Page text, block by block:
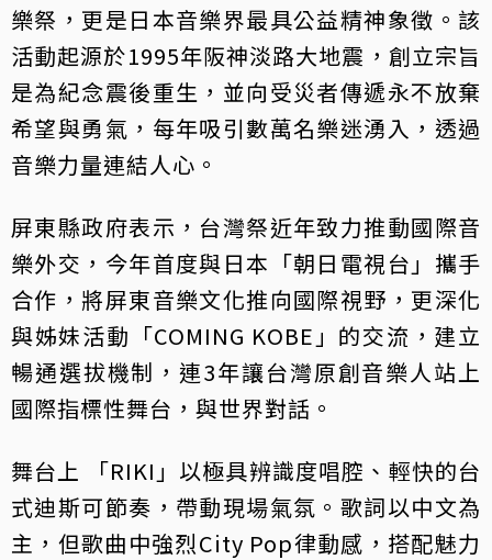
樂祭，更是日本音樂界最具公益精神象徵。該
活動起源於1995年阪神淡路大地震，創立宗旨
是為紀念震後重生，並向受災者傳遞永不放棄
希望與勇氣，每年吸引數萬名樂迷湧入，透過
音樂力量連結人心。
屏東縣政府表示，台灣祭近年致力推動國際音
樂外交，今年首度與日本「朝日電視台」攜手
合作，將屏東音樂文化推向國際視野，更深化
與姊妹活動「COMING KOBE」的交流，建立
暢通選拔機制，連3年讓台灣原創音樂人站上
國際指標性舞台，與世界對話。
舞台上 「RIKI」以極具辨識度唱腔、輕快的台
式迪斯可節奏，帶動現場氣氛。歌詞以中文為
主，但歌曲中強烈City Pop律動感，搭配魅力